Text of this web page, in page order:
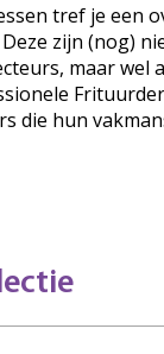
tref je een
zijn (nog)
maar wel
die hun